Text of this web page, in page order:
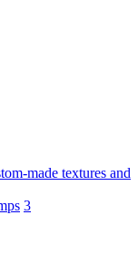
made textures and
3